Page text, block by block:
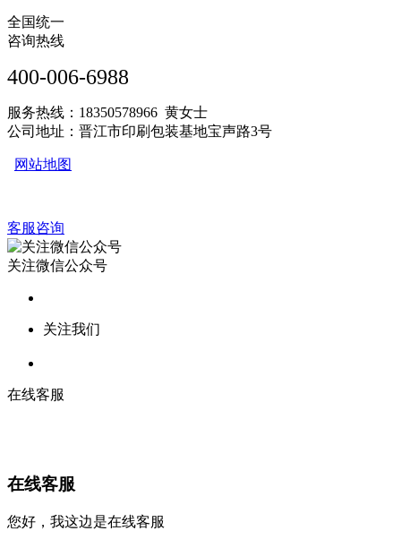
全国统一
咨询热线
400-006-6988
服务热线：18350578966 黄女士
公司地址：晋江市印刷包装基地宝声路3号
网站地图
客服咨询
关注微信公众号
关注我们
在线客服
在线客服
您好，我这边是在线客服